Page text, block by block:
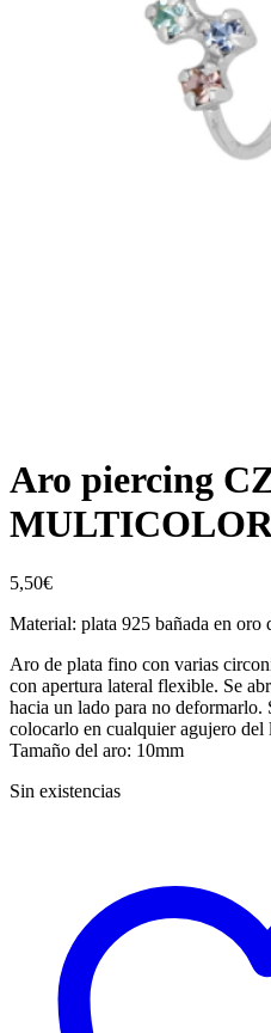
Aro piercing
5,50€
Material: plata 925 bañada en oro
Aro de plata fino con varias
con apertura lateral flexible. Se
hacia un lado para no deformarlo.
colocarlo en cualquier agujero del
Tamaño del aro: 10mm
Sin existencias